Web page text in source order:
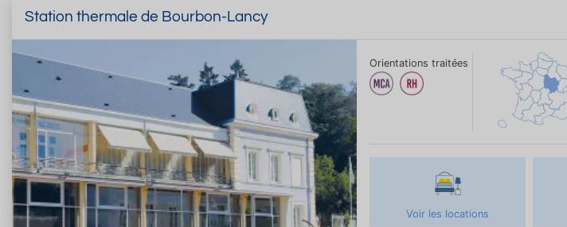
Station thermale de Bourbon-Lancy
Orientations traitées
Voir les locations